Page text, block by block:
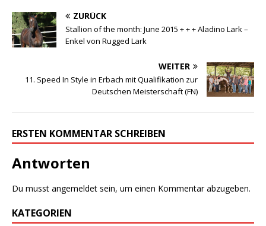
ZURÜCK
Stallion of the month: June 2015 + + + Aladino Lark –
Enkel von Rugged Lark
WEITER
11. Speed In Style in Erbach mit Qualifikation zur
Deutschen Meisterschaft (FN)
ERSTEN KOMMENTAR SCHREIBEN
Antworten
Du musst angemeldet sein, um einen Kommentar abzugeben.
KATEGORIEN